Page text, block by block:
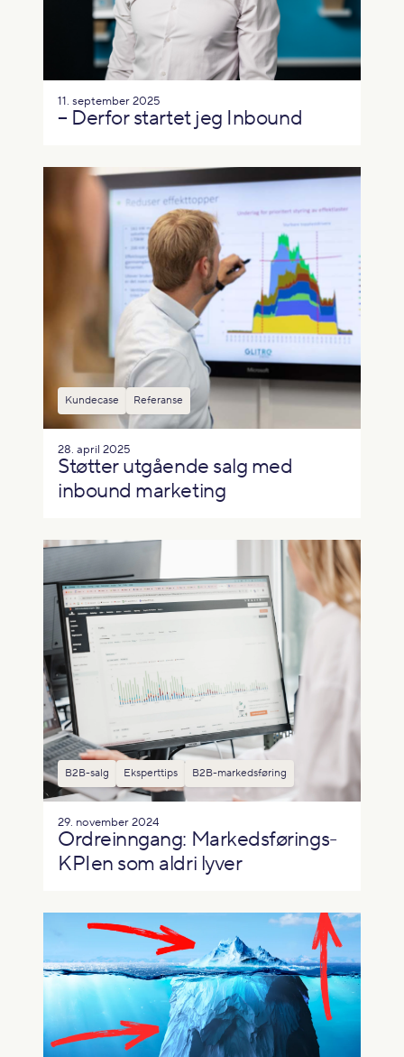
11. september 2025
– Derfor startet jeg Inbound
Kundecase Referanse
28. april 2025
Støtter utgående salg med
inbound marketing
B2B-salg Eksperttips B2B-markedsføring
29. november 2024
Ordreinngang: Markedsførings-
KPIen som aldri lyver